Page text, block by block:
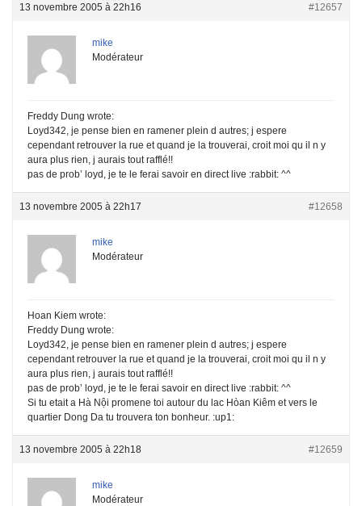
13 novembre 2005 à 22h16 #12657
mike
Modérateur
Freddy Dung wrote:
Loyd342, je pense bien en ramener plein d autres; j espere
cependant retrouver la rue et quand je la trouverai, croit moi qu il n y
aura plus rien, j aurais tout rafflé!!
pas de prob’ loyd, je te le ferai savoir en direct live :rabbit: ^^
13 novembre 2005 à 22h17 #12658
mike
Modérateur
Hoan Kiem wrote:
Freddy Dung wrote:
Loyd342, je pense bien en ramener plein d autres; j espere
cependant retrouver la rue et quand je la trouverai, croit moi qu il n y
aura plus rien, j aurais tout rafflé!!
pas de prob’ loyd, je te le ferai savoir en direct live :rabbit: ^^
Si tu etait a Hà Nội promene toi autour du lac Hòan Kiêm et vers le
quartier Dong Da tu trouvera ton bonheur. :up1:
13 novembre 2005 à 22h18 #12659
mike
Modérateur